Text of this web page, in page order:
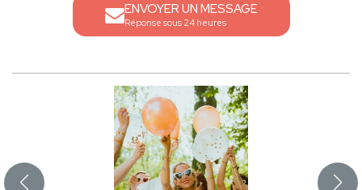
ENVOYER UN MESSAGE
Réponse sous 24 heures